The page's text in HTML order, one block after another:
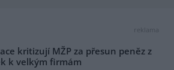
reklama
kritizují MŽP za přesun peněz z
k velkým firmám